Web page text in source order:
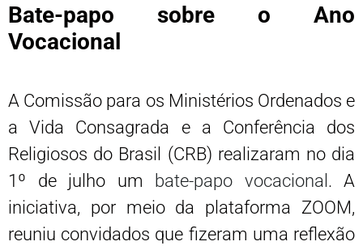
Bate-papo sobre o Ano
Vocacional
A Comissão para os Ministérios Ordenados e
a Vida Consagrada e a Conferência dos
Religiosos do Brasil (CRB) realizaram no dia
1º de julho um
bate-papo vocacional . A
iniciativa, por meio da plataforma ZOOM,
reuniu convidados que fizeram uma reflexão